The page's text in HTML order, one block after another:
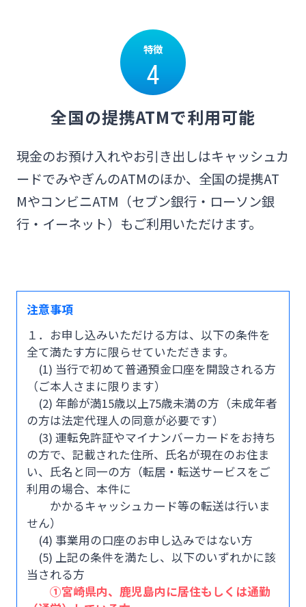
特徴
4
全国の提携ATMで利用可能
現金のお預け入れやお引き出しはキャッシュカ
ードでみやぎんのATMのほか、全国の提携AT
MやコンビニATM（セブン銀行・ローソン銀
行・イーネット）もご利用いただけます。
注意事項
１．お申し込みいただける方は、以下の条件を
全て満たす方に限らせていただきます。
(1) 当行で初めて普通預金口座を開設される方
（ご本人さまに限ります）
(2) 年齢が満15歳以上75歳未満の方（未成年者
の方は法定代理人の同意が必要です）
(3) 運転免許証やマイナンバーカードをお持ち
の方で、記載された住所、氏名が現在のお住ま
い、氏名と同一の方（転居・転送サービスをご
利用の場合、本件に
かかるキャッシュカード等の転送は行いま
せん）
(4) 事業用の口座のお申し込みではない方
(5) 上記の条件を満たし、以下のいずれかに該
当される方
①宮崎県内、鹿児島内に居住もしくは通勤